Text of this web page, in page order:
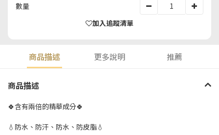
數量
加入追蹤清單
商品描述 更多說明 推薦
商品描述
🍀含有兩倍的精華成分🍀
💧防水、防汗、防水、防皮脂💧